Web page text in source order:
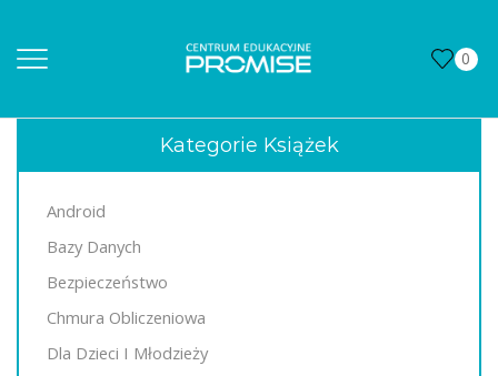
0
Kategorie Książek
Android
Bazy Danych
Bezpieczeństwo
Chmura Obliczeniowa
Dla Dzieci I Młodzieży